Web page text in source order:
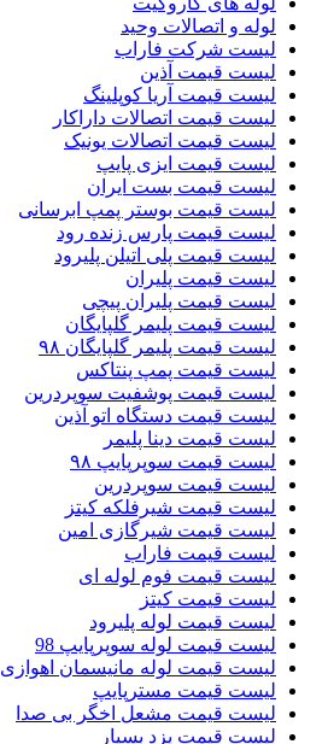
لوله و اتصالات وحید
لیست شرکت فاراب
لیست قیمت آذین
لیست قیمت آریا کوپلینگ
لیست قیمت اتصالات داراکار
لیست قیمت اتصالات یونیک
لیست قیمت ایزی پایپ
لیست قیمت بست ایران
لیست قیمت بوستر پمپ ابرسانی
لیست قیمت پارس زنده رود
لیست قیمت پلی اتیلن پلیرود
لیست قیمت پلیران
لیست قیمت پلیران پیچی
لیست قیمت پلیمر گلپایگان
لیست قیمت پلیمر گلپایگان ۹۸
لیست قیمت پمپ پنتاکس
لیست قیمت پوشفیت سوپردرین
لیست قیمت دستگاه اتو آذین
لیست قیمت دینا پلیمر
لیست قیمت سوپرپایپ ۹۸
لیست قیمت سوپردرین
لیست قیمت شیرفلکه کیتز
لیست قیمت شیرگازی امین
لیست قیمت فاراب
لیست قیمت فوم لوله ای
لیست قیمت کیتز
لیست قیمت لوله پلیرود
لیست قیمت لوله سوپرپایپ 98
لیست قیمت لوله مانیسمان اهوازی
لیست قیمت مسترپایپ
لیست قیمت مشعل اخگر بی صدا
لیست قیمت یزد بسپار